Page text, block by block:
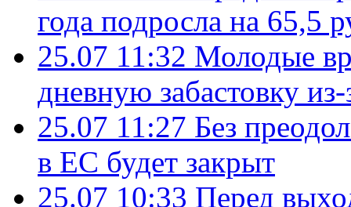
года подросла на 65,5
25.07 11:32 Молодые
дневную забастовку
25.07 11:27 Без
в ЕС будет закрыт
25.07 10:33 Перед